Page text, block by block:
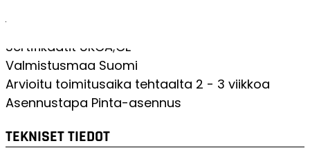
Sertifikaatit UKCA;CE
Valmistusmaa Suomi
Arvioitu toimitusaika tehtaalta 2 - 3 viikkoa
Asennustapa Pinta-asennus
TEKNISET TIEDOT